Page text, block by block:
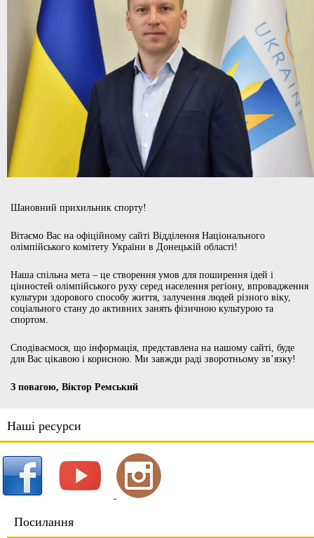
Шановний прихильник спорту!
Вітаємо Вас на офіційному сайті Відділення Національного
олімпійського комітету України в Донецькій області!
Наша спільна мета – це створення умов для поширення ідей і
цінностей олімпійського руху серед населення регіону, впровадження
культури здорового способу життя, залучення людей різного віку,
соціального стану до активних занять фізичною культурою та
спортом.
Сподіваємося, що інформація, представлена на нашому сайті, буде
для Вас цікавою і корисною. Ми завжди раді зворотньому зв’язку!
З повагою, Віктор Ремський
Наші ресурси
Посилання